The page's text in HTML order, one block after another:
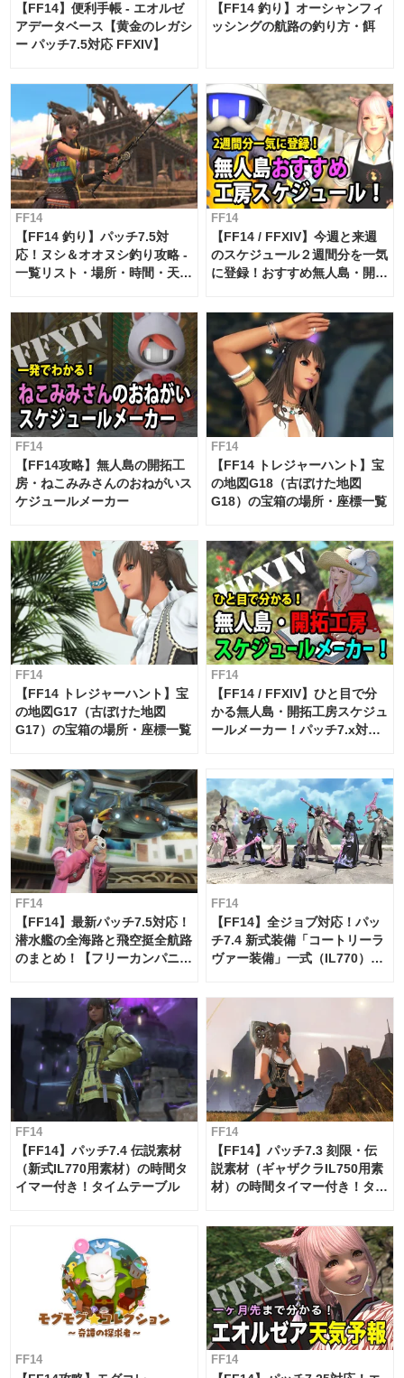
【FF14】便利手帳 - エオルゼ
アデータベース【黄金のレガシ
ー パッチ7.5対応 FFXIV】
【FF14 釣り】オーシャンフィ
ッシングの航路の釣り方・餌
FF14
【FF14 釣り】パッチ7.5対
応！ヌシ＆オオヌシ釣り攻略 -
一覧リスト・場所・時間・天
FF14
【FF14 / FFXIV】今週と来週
のスケジュール２週間分を一気
に登録！おすすめ無人島・開拓
FF14
【FF14攻略】無人島の開拓工
房・ねこみみさんのおねがいス
ケジュールメーカー
FF14
【FF14 トレジャーハント】宝
の地図G18（古ぼけた地図
G18）の宝箱の場所・座標一覧
FF14
【FF14 トレジャーハント】宝
の地図G17（古ぼけた地図
G17）の宝箱の場所・座標一覧
FF14
【FF14 / FFXIV】ひと目で分
かる無人島・開拓工房スケジュ
ールメーカー！パッチ7.x対応
FF14
【FF14】最新パッチ7.5対応！
潜水艦の全海路と飛空挺全航路
のまとめ！【フリーカンパニ
FF14
【FF14】全ジョブ対応！パッ
チ7.4 新式装備「コートリーラ
ヴァー装備」一式（IL770）の
FF14
【FF14】パッチ7.4 伝説素材
（新式IL770用素材）の時間タ
イマー付き！タイムテーブル
FF14
【FF14】パッチ7.3 刻限・伝
説素材（ギャザクラIL750用素
材）の時間タイマー付き！タイ
FF14 FF14